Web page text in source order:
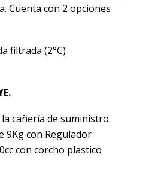
Cuenta con 2 opciones
filtrada (2°C)
cañería de suministro.
9Kg con Regulador
con corcho plastico